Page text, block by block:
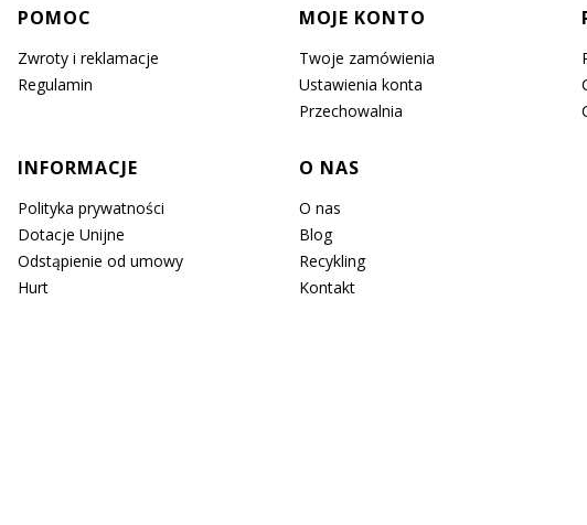
Linki w stopce
POMOC
Zwroty i reklamacje
Regulamin
MOJE KONTO
Twoje zamówienia
Ustawienia konta
Przechowalnia
INFORMACJE
Polityka prywatności
Dotacje Unijne
Odstąpienie od umowy
Hurt
O NAS
O nas
Blog
Recykling
Kontakt